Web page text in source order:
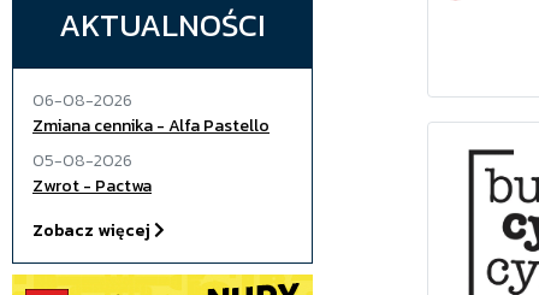
AKTUALNOŚCI
06-08-2026
Zmiana cennika - Alfa Pastello
05-08-2026
Zwrot - Pactwa
Zobacz więcej